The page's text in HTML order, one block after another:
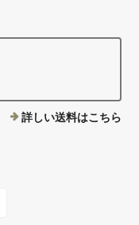
詳しい送料はこちら